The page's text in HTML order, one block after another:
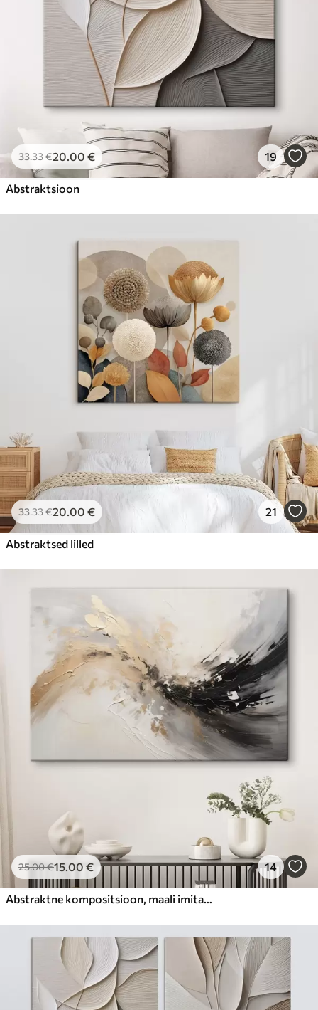
33.33€20.00 € 19
Abstraktsioon
33.33€20.00 € 21
Abstraktsed lilled
25.00€15.00 € 14
Abstraktne kompositsioon, maali imitatsioon